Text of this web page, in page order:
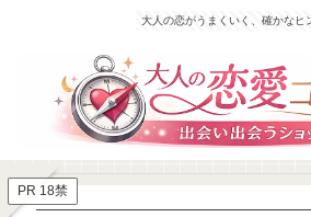
大人の恋がうまくいく、確かなヒ
PR 18禁